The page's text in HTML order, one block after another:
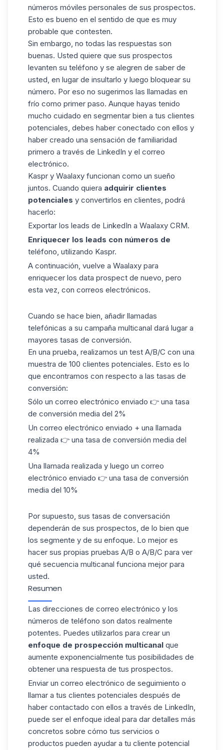
números móviles personales de sus prospectos.
Esto es bueno en el sentido de que es muy
probable que contesten.
Sin embargo, no todas las respuestas son
buenas. Usted quiere que sus prospectos
levanten su teléfono y se alegren de saber de
usted, en lugar de insultarlo y luego bloquear su
número. Por eso no sugerimos las llamadas en
frío como primer paso. Aunque hayas tenido
mucho cuidado en segmentar bien a tus clientes
potenciales, debes haber conectado con ellos y
haber creado una sensación de familiaridad
primero a través de LinkedIn y el correo
electrónico.
Kaspr y Waalaxy funcionan como un sueño
juntos. Cuando quiera adquirir clientes
potenciales y convertirlos en clientes, podrá
hacerlo:
Exportar los leads de LinkedIn a Waalaxy CRM.
Enriquecer los leads con números de
teléfono, utilizando Kaspr.
A continuación, vuelve a Waalaxy para
enriquecer los data prospect de nuevo, pero
esta vez, con correos electrónicos.
Cuando se hace bien, añadir llamadas
telefónicas a su campaña multicanal dará lugar a
mayores tasas de conversión.
En una prueba, realizamos un test A/B/C con una
muestra de 100 clientes potenciales. Esto es lo
que encontramos con respecto a las tasas de
conversión:
Sólo un correo electrónico enviado 👉 una tasa
de conversión media del 2%
Un correo electrónico enviado + una llamada
realizada 👉 una tasa de conversión media del
4%
Una llamada realizada y luego un correo
electrónico enviado 👉 una tasa de conversión
media del 10%
Por supuesto, sus tasas de conversación
dependerán de sus prospectos, de lo bien que
los segmente y de su enfoque. Lo mejor es
hacer sus propias pruebas A/B o A/B/C para ver
qué secuencia multicanal funciona mejor para
usted.
Resumen
Las direcciones de correo electrónico y los
números de teléfono son datos realmente
potentes. Puedes utilizarlos para crear un
enfoque de prospección multicanal que
aumente exponencialmente tus posibilidades de
obtener una respuesta de tus prospectos.
Enviar un correo electrónico de seguimiento o
llamar a tus clientes potenciales después de
haber contactado con ellos a través de LinkedIn,
puede ser el enfoque ideal para dar detalles más
concretos sobre cómo tus servicios o
productos pueden ayudar a tu cliente potencial